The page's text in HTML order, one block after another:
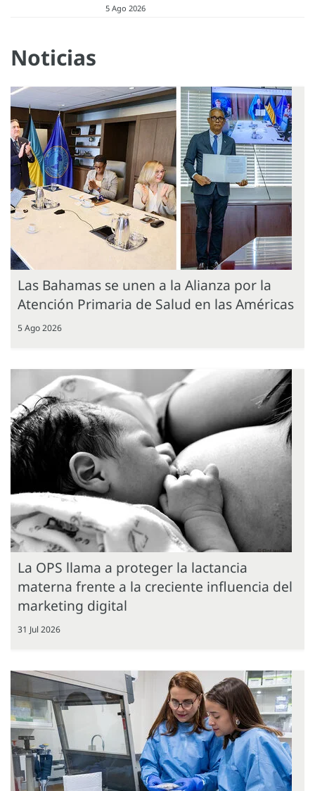
5 Ago 2026
Noticias
Las Bahamas se unen a la Alianza por la
Atención Primaria de Salud en las Américas
5 Ago 2026
La OPS llama a proteger la lactancia
materna frente a la creciente influencia del
marketing digital
31 Jul 2026